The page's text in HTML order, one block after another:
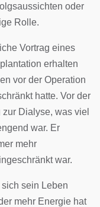
oder
Rolle.
Vortrag eines
erhalten
vor der Operation
hatte. Vor der
Dialyse, was viel
war. Er
mehr
war.
sein Leben
mehr Energie hat